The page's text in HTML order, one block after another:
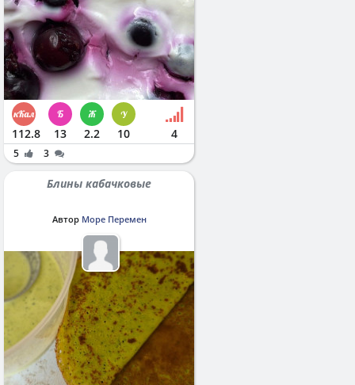
112.8 13 2.2 10 4
5 3
Блины кабачковые
Автор Море Перемен